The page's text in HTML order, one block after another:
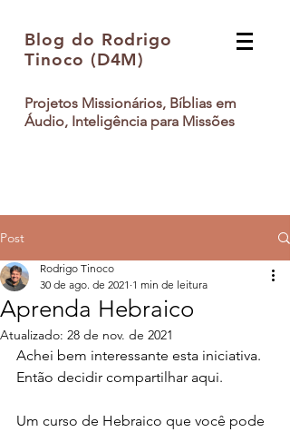
Blog do Rodrigo
Tinoco (D4M)
Projetos Missionários, Bíblias em
Áudio, Inteligência para Missões
Post
Aprenda Hebraico
Rodrigo Tinoco
30 de ago. de 2021 1 min de leitura
Atualizado: 28 de nov. de 2021
Achei bem interessante esta iniciativa.
Então decidir compartilhar aqui.
Um curso de Hebraico que você pode